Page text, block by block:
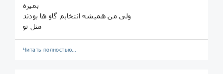
بمیره
ولی من همیشه انتخابم گاو ها بودند
مثل تو
Читать полностью…